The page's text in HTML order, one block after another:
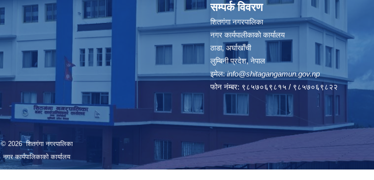
सम्पर्क विवरण
शितगंगा नगरपालिका
नगर कार्यपालीकाकाे कार्यालय
ठाडा, अर्घाखाँची
लुम्बिनी प्रदेश, नेपाल
इमेल:info@shitagangamun.gov.np
फोन नंम्बर: ९८५७०६९८१५ / ९८५७०६९८२२
© 2026 शितगंगा नगरपालिका
नगर कार्यपालिकाकाे कार्यालय